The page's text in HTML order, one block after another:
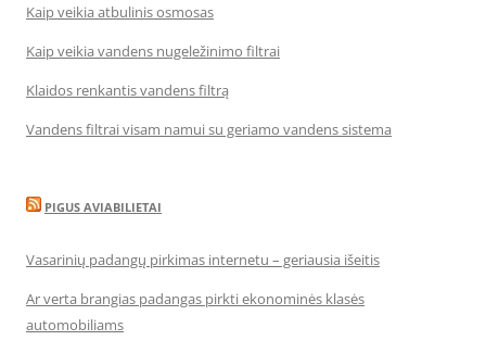
Kaip veikia atbulinis osmosas
Kaip veikia vandens nugeležinimo filtrai
Klaidos renkantis vandens filtrą
Vandens filtrai visam namui su geriamo vandens sistema
PIGUS AVIABILIETAI
Vasarinių padangų pirkimas internetu – geriausia išeitis
Ar verta brangias padangas pirkti ekonominės klasės
automobiliams